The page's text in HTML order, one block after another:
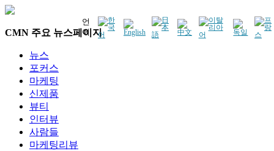
언
어
CMN 주요 뉴스페이지
뉴스
포커스
마케팅
신제품
뷰티
인터뷰
사람들
마케팅리뷰